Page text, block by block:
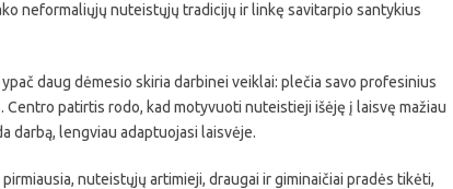
neformaliųjų nuteistųjų tradicijų ir linkę savitarpio santykius
daug dėmesio skiria darbinei veiklai: plečia savo profesinius
Centro patirtis rodo, kad motyvuoti nuteistieji išėję į laisvę mažiau
darbą, lengviau adaptuojasi laisvėje.
nuteistųjų artimieji, draugai ir giminaičiai pradės tikėti,